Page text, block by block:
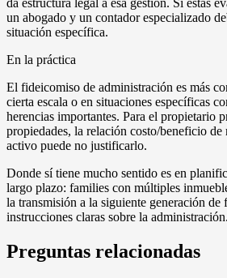
da estructura legal a esa gestión. Si estás
un abogado y un contador especializado
situación específica.
En la práctica
El fideicomiso de administración es más
cierta escala o en situaciones específicas
herencias importantes. Para el propietario
propiedades, la relación costo/beneficio
activo puede no justificarlo.
Donde sí tiene mucho sentido es en
largo plazo: families con múltiples
la transmisión a la siguiente generación de
instrucciones claras sobre la administración.
Preguntas relacionadas